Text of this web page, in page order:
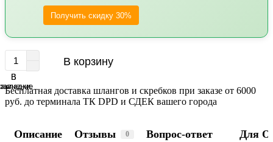
Получить скидку 30%
В корзину
В
В
Бесплатная доставка шлангов и скребков при заказе от 6000
руб. до терминала ТК DPD и СДЕК вашего города
Описание Отзывы 0 Вопрос-ответ Для